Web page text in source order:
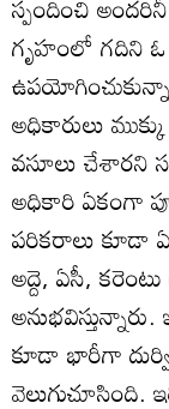
గృహంలో గదిని
అధికారులు
వసూలు చేశారని
అధికారి ఏకంగా
పరికరాలు కూడా
అద్దె, ఏసీ,
కూడా భారీగా
వెలుగుచూసింది.